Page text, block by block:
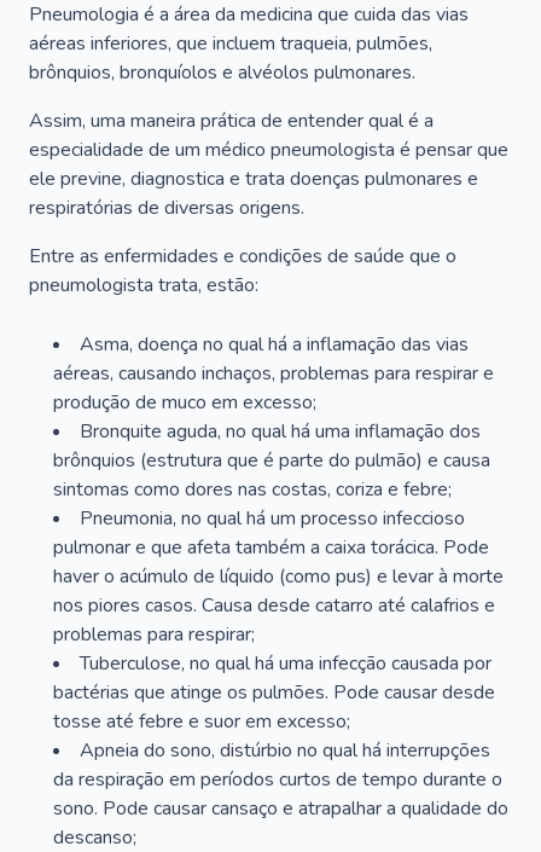
Pneumologia é a área da medicina que cuida das vias
aéreas inferiores, que incluem traqueia, pulmões,
brônquios, bronquíolos e alvéolos pulmonares.
Assim, uma maneira prática de entender qual é a
especialidade de um médico pneumologista é pensar que
ele previne, diagnostica e trata doenças pulmonares e
respiratórias de diversas origens.
Entre as enfermidades e condições de saúde que o
pneumologista trata, estão:
Asma, doença no qual há a inflamação das vias
aéreas, causando inchaços, problemas para respirar e
produção de muco em excesso;
Bronquite aguda, no qual há uma inflamação dos
brônquios (estrutura que é parte do pulmão) e causa
sintomas como dores nas costas, coriza e febre;
Pneumonia, no qual há um processo infeccioso
pulmonar e que afeta também a caixa torácica. Pode
haver o acúmulo de líquido (como pus) e levar à morte
nos piores casos. Causa desde catarro até calafrios e
problemas para respirar;
Tuberculose, no qual há uma infecção causada por
bactérias que atinge os pulmões. Pode causar desde
tosse até febre e suor em excesso;
Apneia do sono, distúrbio no qual há interrupções
da respiração em períodos curtos de tempo durante o
sono. Pode causar cansaço e atrapalhar a qualidade do
descanso;